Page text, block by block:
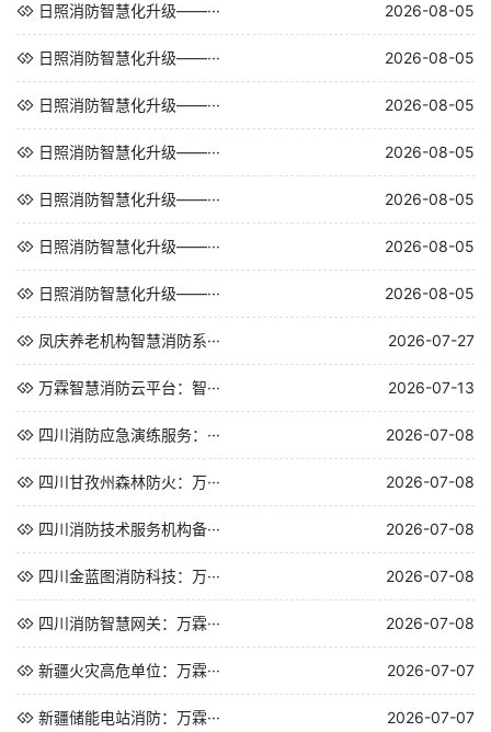
日照消防智慧化升级——··· 2026-08-05
日照消防智慧化升级——··· 2026-08-05
日照消防智慧化升级——··· 2026-08-05
日照消防智慧化升级——··· 2026-08-05
日照消防智慧化升级——··· 2026-08-05
日照消防智慧化升级——··· 2026-08-05
日照消防智慧化升级——··· 2026-08-05
凤庆养老机构智慧消防系··· 2026-07-27
万霖智慧消防云平台：智··· 2026-07-13
四川消防应急演练服务：··· 2026-07-08
四川甘孜州森林防火：万··· 2026-07-08
四川消防技术服务机构备··· 2026-07-08
四川金蓝图消防科技：万··· 2026-07-08
四川消防智慧网关：万霖··· 2026-07-08
新疆火灾高危单位：万霖··· 2026-07-07
新疆储能电站消防：万霖··· 2026-07-07